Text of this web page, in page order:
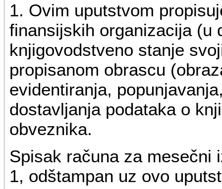
1. Ovim uputstvom
finansijskih organizacija (u
knjigovodstveno stanje
propisanom obrascu
evidentiranja,
dostavljanja podataka o
obveznika.
Spisak računa za mesečni
1, odštampan uz ovo